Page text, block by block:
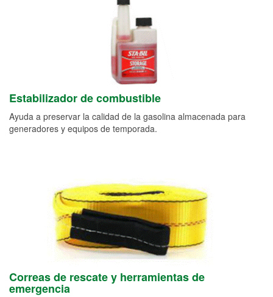
Estabilizador de combustible
Ayuda a preservar la calidad de la gasolina almacenada para
generadores y equipos de temporada.
Correas de rescate y herramientas de
emergencia